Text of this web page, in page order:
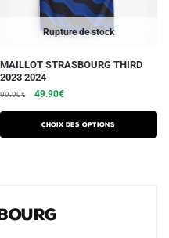
Rupture de stock
MAILLOT STRASBOURG THIRD
2023 2024
99.90€
Le
initial
était :
49.90€Le
actuel
est :
Choix des options
Ce
produit
a
plusieurs
variations.
être